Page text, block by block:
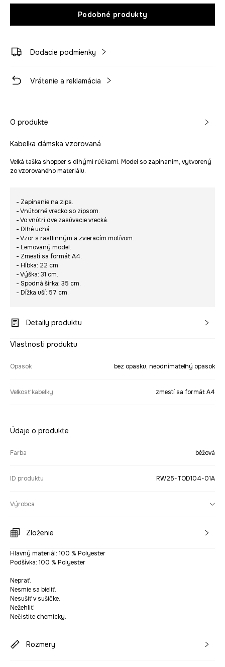
Podobné produkty
Dodacie podmienky
Vrátenie a reklamácia
O produkte
Kabelka dámska vzorovaná
Veľká taška shopper s dlhými rúčkami. Model so zapínaním, vytvorený
zo vzorovaného materiálu.
- Zapínanie na zips.
- Vnútorné vrecko so zipsom.
- Vo vnútri dve zasúvacie vrecká.
- Dlhé uchá.
- Vzor s rastlinným a zvieracím motívom.
- Lemovaný model.
- Zmestí sa formát A4.
- Hĺbka: 22 cm.
- Výška: 31 cm.
- Spodná šírka: 35 cm.
- Dĺžka uší: 57 cm.
Detaily produktu
Vlastnosti produktu
Opasok bez opasku, neodnímateľný opasok
Veľkosť kabelky zmestí sa formát A4
Údaje o produkte
Farba béžová
ID produktu RW25-TOD104-01A
Výrobca
Zloženie
Hlavný materiál: 100 % Polyester
Podšívka: 100 % Polyester
Neprať.
Nesmie sa bieliť.
Nesušiť v sušičke.
Nežehliť.
Nečistite chemicky.
Rozmery